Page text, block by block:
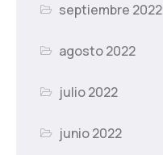
septiembre 2022
agosto 2022
julio 2022
junio 2022